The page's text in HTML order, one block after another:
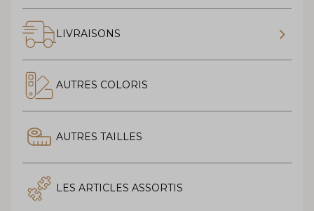
LIVRAISONS
AUTRES COLORIS
AUTRES TAILLES
LES ARTICLES ASSORTIS